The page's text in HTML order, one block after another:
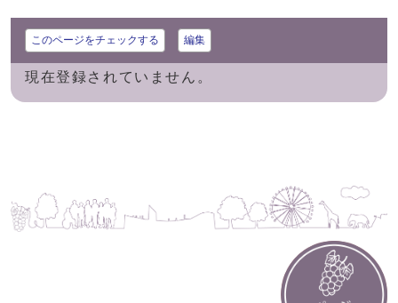
このページをチェックする 編集
現在登録されていません。